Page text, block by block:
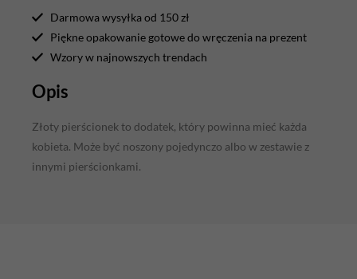
Darmowa wysyłka od 150 zł
Piękne opakowanie gotowe do wręczenia na prezent
Wzory w najnowszych trendach
Opis
Złoty pierścionek to dodatek, który powinna mieć każda
kobieta. Może być noszony pojedynczo albo w zestawie z
innymi pierścionkami.